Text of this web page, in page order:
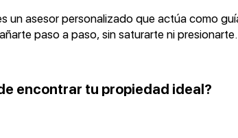
un asesor personalizado que actúa como
paso a paso, sin saturarte ni presionarte.
encontrar tu propiedad ideal?